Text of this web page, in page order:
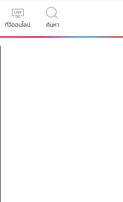
ทีวีออนไลน์ ค้นหา